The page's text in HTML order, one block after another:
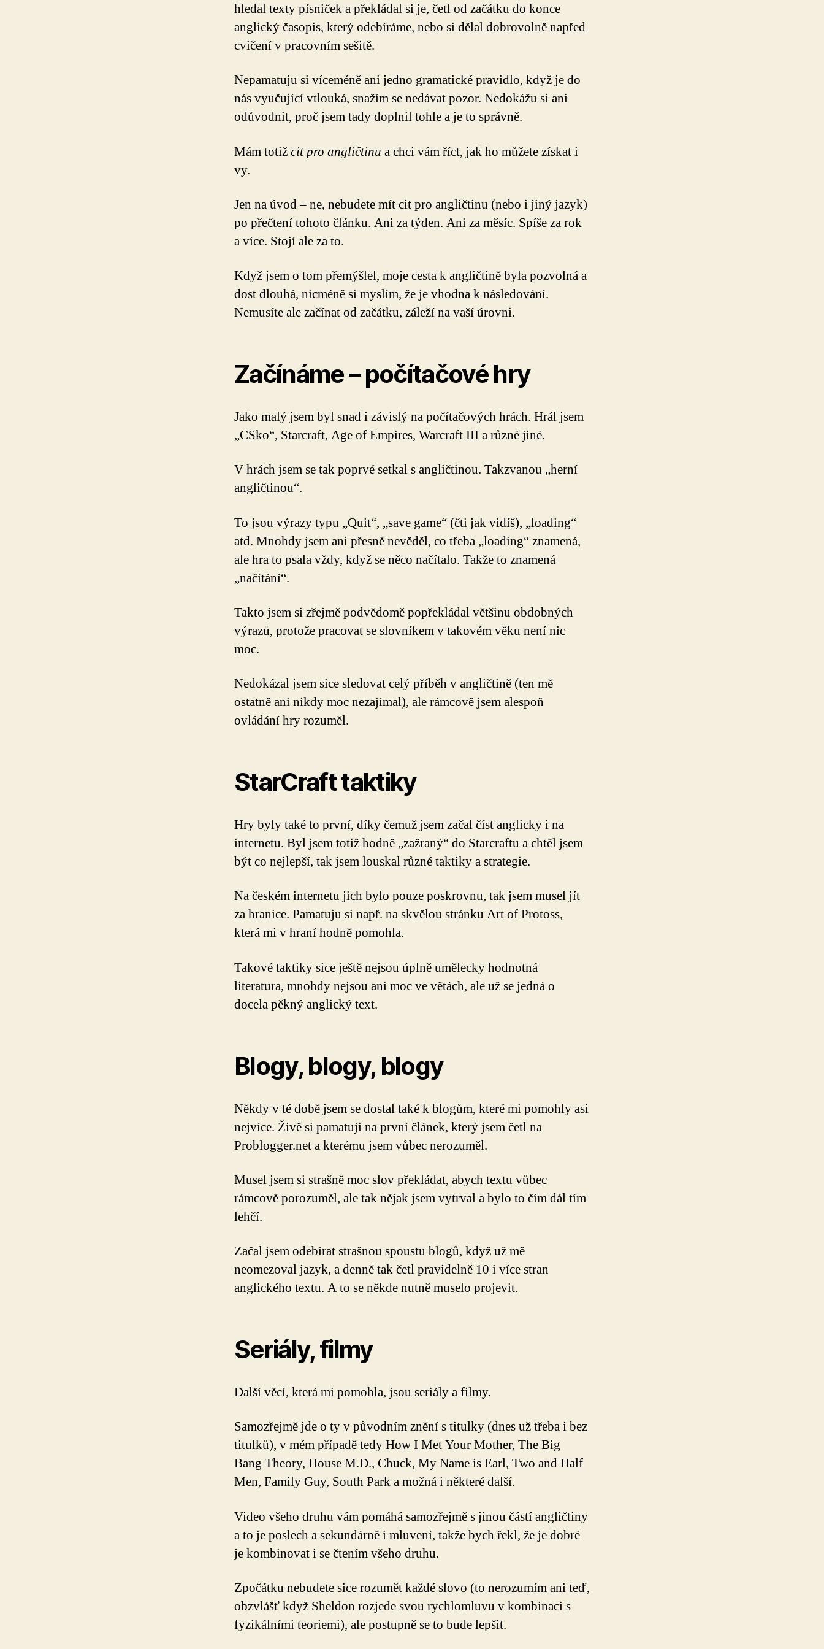
hledal texty písniček a překládal si je, četl od začátku do konce
anglický časopis, který odebíráme, nebo si dělal dobrovolně napřed
cvičení v pracovním sešitě.
Nepamatuju si víceméně ani jedno gramatické pravidlo, když je do
nás vyučující vtlouká, snažím se nedávat pozor. Nedokážu si ani
odůvodnit, proč jsem tady doplnil tohle a je to správně.
Mám totižcit pro angličtinu a chci vám říct, jak ho můžete získat i
vy.
Jen na úvod – ne, nebudete mít cit pro angličtinu (nebo i jiný jazyk)
po přečtení tohoto článku. Ani za týden. Ani za měsíc. Spíše za rok
a více. Stojí ale za to.
Když jsem o tom přemýšlel, moje cesta k angličtině byla pozvolná a
dost dlouhá, nicméně si myslím, že je vhodna k následování.
Nemusíte ale začínat od začátku, záleží na vaší úrovni.
Začínáme – počítačové hry
Jako malý jsem byl snad i závislý na počítačových hrách. Hrál jsem
„CSko“, Starcraft, Age of Empires, Warcraft III a různé jiné.
V hrách jsem se tak poprvé setkal s angličtinou. Takzvanou „herní
angličtinou“.
To jsou výrazy typu „Quit“, „save game“ (čti jak vidíš), „loading“
atd. Mnohdy jsem ani přesně nevěděl, co třeba „loading“ znamená,
ale hra to psala vždy, když se něco načítalo. Takže to znamená
„načítání“.
Takto jsem si zřejmě podvědomě popřekládal většinu obdobných
výrazů, protože pracovat se slovníkem v takovém věku není nic
moc.
Nedokázal jsem sice sledovat celý příběh v angličtině (ten mě
ostatně ani nikdy moc nezajímal), ale rámcově jsem alespoň
ovládání hry rozuměl.
StarCraft taktiky
Hry byly také to první, díky čemuž jsem začal číst anglicky i na
internetu. Byl jsem totiž hodně „zažraný“ do Starcraftu a chtěl jsem
být co nejlepší, tak jsem louskal různé taktiky a strategie.
Na českém internetu jich bylo pouze poskrovnu, tak jsem musel jít
za hranice. Pamatuju si např. na skvělou stránku Art of Protoss,
která mi v hraní hodně pomohla.
Takové taktiky sice ještě nejsou úplně umělecky hodnotná
literatura, mnohdy nejsou ani moc ve větách, ale už se jedná o
docela pěkný anglický text.
Blogy, blogy, blogy
Někdy v té době jsem se dostal také k blogům, které mi pomohly asi
nejvíce. Živě si pamatuji na první článek, který jsem četl na
Problogger.net a kterému jsem vůbec nerozuměl.
Musel jsem si strašně moc slov překládat, abych textu vůbec
rámcově porozuměl, ale tak nějak jsem vytrval a bylo to čím dál tím
lehčí.
Začal jsem odebírat strašnou spoustu blogů, když už mě
neomezoval jazyk, a denně tak četl pravidelně 10 i více stran
anglického textu. A to se někde nutně muselo projevit.
Seriály, filmy
Další věcí, která mi pomohla, jsou seriály a filmy.
Samozřejmě jde o ty v původním znění s titulky (dnes už třeba i bez
titulků), v mém případě tedy How I Met Your Mother, The Big
Bang Theory, House M.D., Chuck, My Name is Earl, Two and Half
Men, Family Guy, South Park a možná i některé další.
Video všeho druhu vám pomáhá samozřejmě s jinou částí angličtiny
a to je poslech a sekundárně i mluvení, takže bych řekl, že je dobré
je kombinovat i se čtením všeho druhu.
Zpočátku nebudete sice rozumět každé slovo (to nerozumím ani teď,
obzvlášť když Sheldon rozjede svou rychlomluvu v kombinaci s
fyzikálními teoriemi), ale postupně se to bude lepšit.